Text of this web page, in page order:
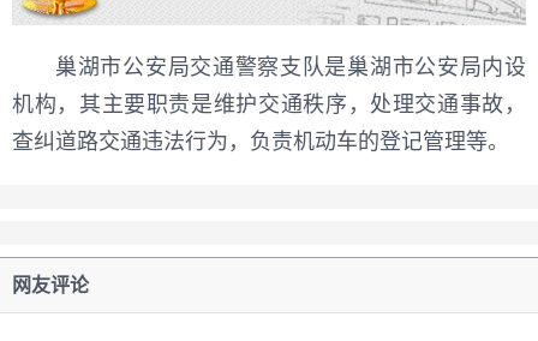
巢湖市公安局交通警察支队是巢湖市公安局内设
机构，其主要职责是维护交通秩序，处理交通事故，
查纠道路交通违法行为，负责机动车的登记管理等。
网友评论